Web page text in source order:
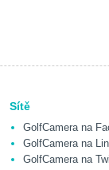
Sítě
GolfCamera na
GolfCamera na
GolfCamera na